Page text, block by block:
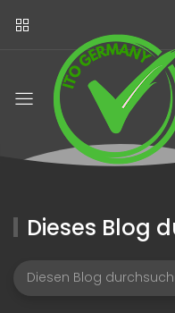
Dieses Blog